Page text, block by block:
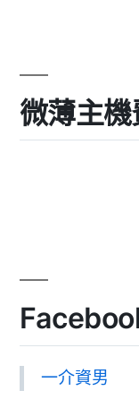
微薄主
一介資男